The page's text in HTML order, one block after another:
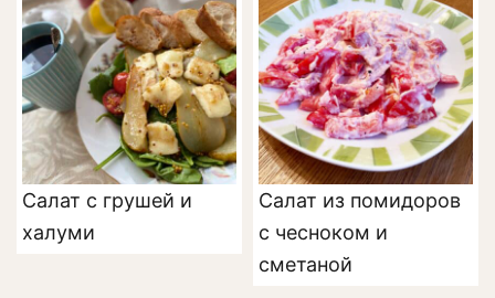
Салат с грушей и
халуми
Салат из помидоров
с чесноком и
сметаной